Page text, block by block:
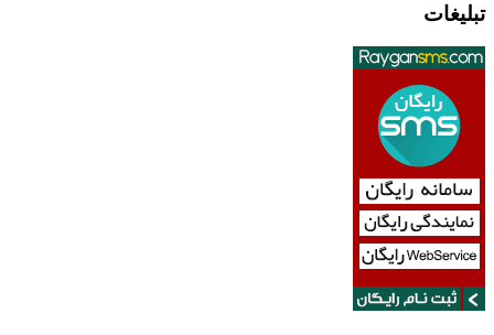
تبلیغات